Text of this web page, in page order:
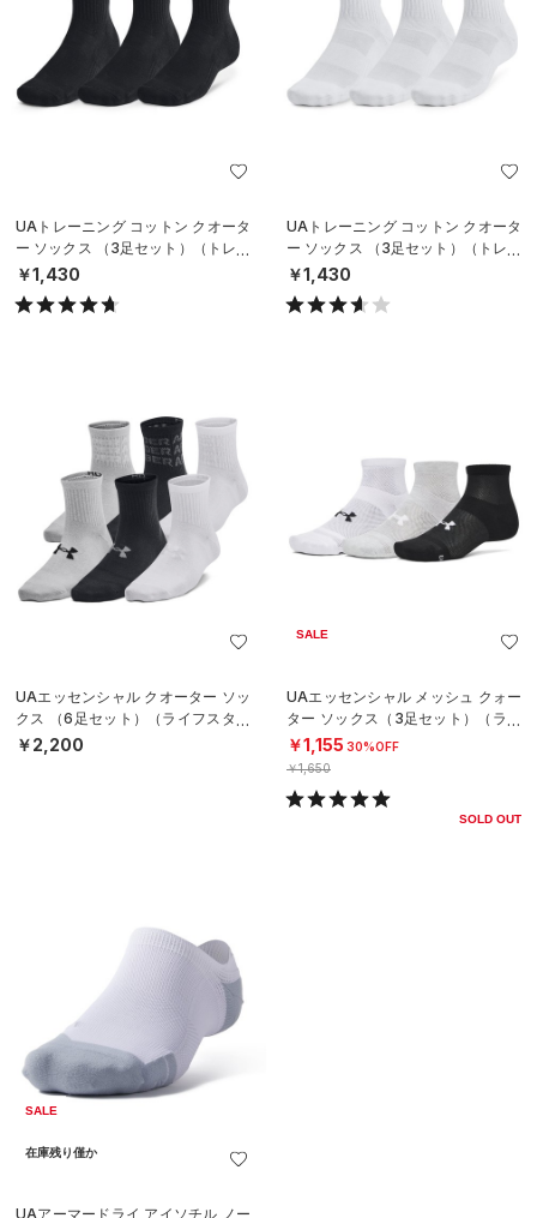
UAトレーニング コットン クオータ
ー ソックス （3足セット）（トレー
ニング/UNISEX）
￥1,430
UAトレーニング コットン クオータ
ー ソックス （3足セット）（トレー
ニング/UNISEX）
￥1,430
UAエッセンシャル クオーター ソッ
クス （6足セット）（ライフスタイ
ル/KIDS）
￥2,200
SALE
UAエッセンシャル メッシュ クォー
ター ソックス（3足セット）（ライ
フスタイル/UNISEX）
￥1,155 30%OFF
￥1,650
SOLD OUT
SALE
在庫残り僅か
UAアーマードライ アイソチル ノー